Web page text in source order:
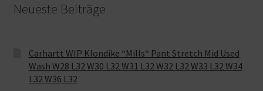
Neueste Beiträge
Carhartt WIP Klondike “Mills“ Pant Stretch Mid Used
Wash W28 L32 W30 L32 W31 L32 W32 L32 W33 L32 W34
L32 W36 L32